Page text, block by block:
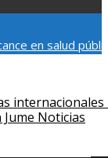
en salud
la estacionalidad
la RSE impulsa el
chilenas
internacionales
Noticias